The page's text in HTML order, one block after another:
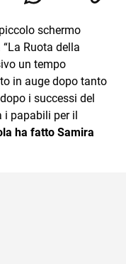
nella scrittura di articoli
schermo
Ruota della
un tempo
in auge dopo tanto
i successi del
i papabili per il
ha fatto Samira